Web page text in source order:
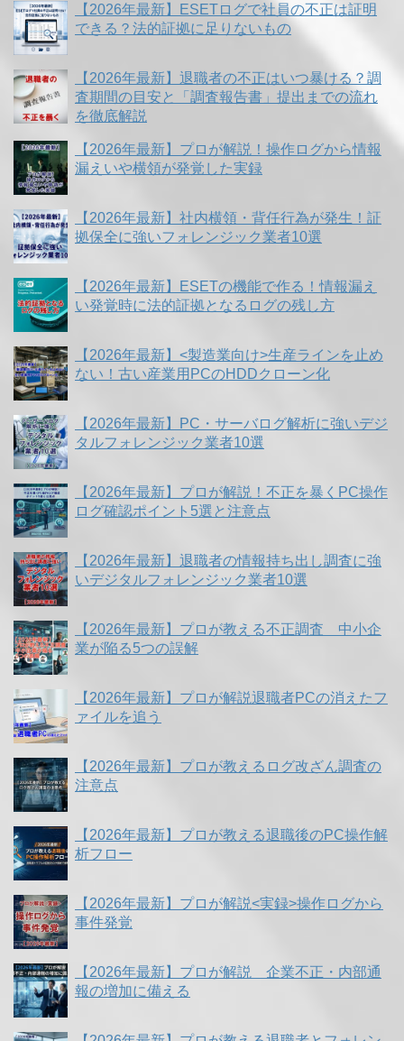
【2026年最新】ESETログで社員の不正は証明
できる？法的証拠に足りないもの
【2026年最新】退職者の不正はいつ暴ける？調
査期間の目安と「調査報告書」提出までの流れ
を徹底解説
【2026年最新】プロが解説！操作ログから情報
漏えいや横領が発覚した実録
【2026年最新】社内横領・背任行為が発生！証
拠保全に強いフォレンジック業者10選
【2026年最新】ESETの機能で作る！情報漏え
い発覚時に法的証拠となるログの残し方
【2026年最新】<製造業向け>生産ラインを止め
ない！古い産業用PCのHDDクローン化
【2026年最新】PC・サーバログ解析に強いデジ
タルフォレンジック業者10選
【2026年最新】プロが解説！不正を暴くPC操作
ログ確認ポイント5選と注意点
【2026年最新】退職者の情報持ち出し調査に強
いデジタルフォレンジック業者10選
【2026年最新】プロが教える不正調査 中小企
業が陥る5つの誤解
【2026年最新】プロが解説退職者PCの消えたフ
ァイルを追う
【2026年最新】プロが教えるログ改ざん調査の
注意点
【2026年最新】プロが教える退職後のPC操作解
析フロー
【2026年最新】プロが解説<実録>操作ログから
事件発覚
【2026年最新】プロが解説 企業不正・内部通
報の増加に備える